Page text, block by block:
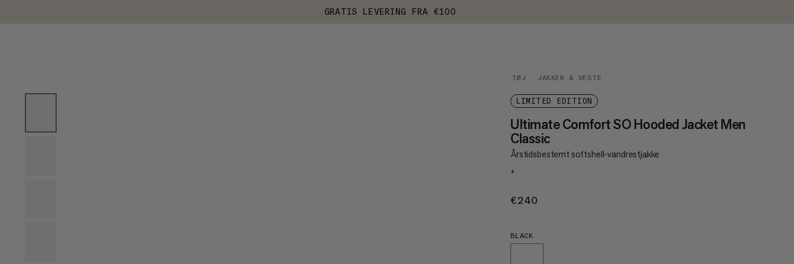
GRATIS LEVERING FRA €100
TØJ JAKKER & VESTE
LIMITED EDITION
Ultimate Comfort SO Hooded Jacket Men
Classic
Årstidsbestemt softshell-vandrestjakke
+
€240
BLACK